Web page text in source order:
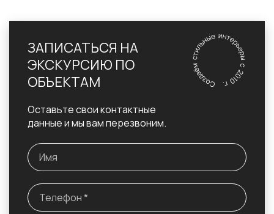
ЗАПИСАТЬСЯ НА
ЭКСКУРСИЮ ПО
ОБЪЕКТАМ
Оставьте свои контактные
данные и мы вам перезвоним.